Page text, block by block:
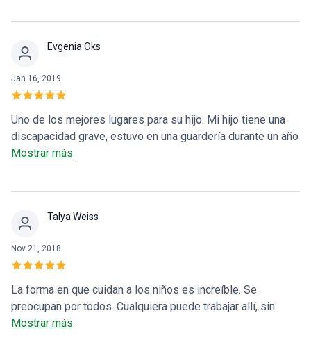
superior con películas a elección del paciente es una buena
aparcamiento cerca. En días de mayor afluencia, esto puede
ser más complicado.
Evgenia Oks
Jan 16, 2019
Uno de los mejores lugares para su hijo. Mi hijo tiene una
discapacidad grave, estuvo en una guardería durante un año
y medio, y todavía recordamos este tiempo con cariño.
Mostrar más
Talya Weiss
Nov 21, 2018
La forma en que cuidan a los niños es increíble. Se
preocupan por todos. Cualquiera puede trabajar allí, sin
importar quién sea. Con solo entrar, te sientes
Mostrar más